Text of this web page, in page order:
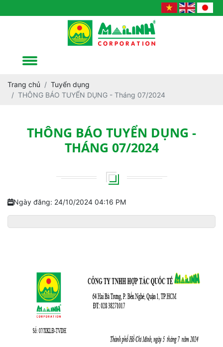
Trang chủ
Tuyển dụng
THÔNG BÁO TUYỂN DỤNG - Tháng 07/2024
THÔNG BÁO TUYỂN DỤNG -
THÁNG 07/2024
Ngày đăng: 24/10/2024 04:16 PM